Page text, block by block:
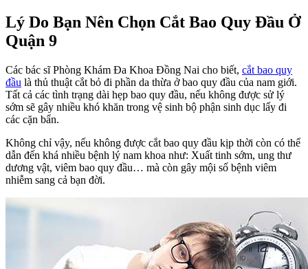
Lý Do Bạn Nên Chọn Cắt Bao Quy Đầu Ở
Quận 9
Các bác sĩ Phòng Khám Đa Khoa Đồng Nai cho biết, cắt bao quy
đầu là thủ thuật cắt bỏ đi phần da thừa ở bao quy đầu của nam giới.
Tất cả các tình trạng dài hẹp bao quy đầu, nếu không được sử lý
sớm sẽ gây nhiều khó khăn trong vệ sinh bộ phận sinh dục lấy đi
các cặn bẩn.
Không chỉ vậy, nếu không được cắt bao quy đầu kịp thời còn có thể
dẫn đến khá nhiều bệnh lý nam khoa như: Xuất tinh sớm, ung thư
dương vật, viêm bao quy đầu… mà còn gây mội số bệnh viêm
nhiễm sang cả bạn đời.